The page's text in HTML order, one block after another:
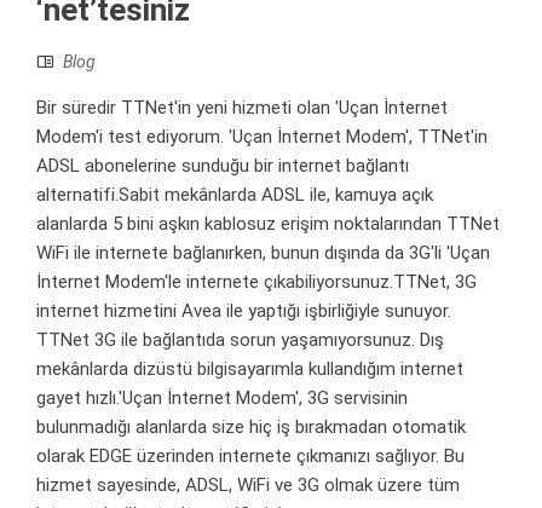
‘net’tesiniz
Blog
Bir süredir TTNet'in yeni hizmeti olan 'Uçan İnternet
Modem'i test ediyorum. 'Uçan İnternet Modem', TTNet'in
ADSL abonelerine sunduğu bir internet bağlantı
alternatifi.Sabit mekânlarda ADSL ile, kamuya açık
alanlarda 5 bini aşkın kablosuz erişim noktalarından TTNet
WiFi ile internete bağlanırken, bunun dışında da 3G'li 'Uçan
İnternet Modem'le internete çıkabiliyorsunuz.TTNet, 3G
internet hizmetini Avea ile yaptığı işbirliğiyle sunuyor.
TTNet 3G ile bağlantıda sorun yaşamıyorsunuz. Dış
mekânlarda dizüstü bilgisayarımla kullandığım internet
gayet hızlı.'Uçan İnternet Modem', 3G servisinin
bulunmadığı alanlarda size hiç iş bırakmadan otomatik
olarak EDGE üzerinden internete çıkmanızı sağlıyor. Bu
hizmet sayesinde, ADSL, WiFi ve 3G olmak üzere tüm